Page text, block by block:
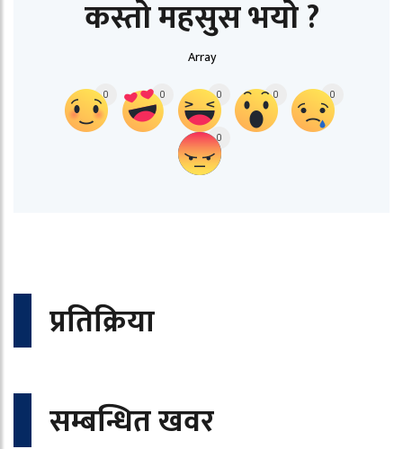
कस्तो महसुस भयो ?
Array
0 0 0 0 0
0
प्रतिक्रिया
सम्बन्धित खवर